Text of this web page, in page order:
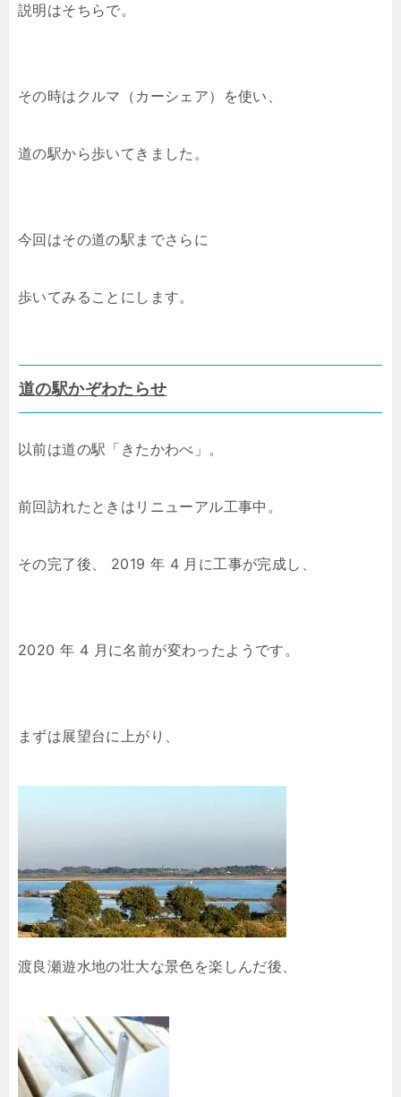
説明はそちらで。
その時はクルマ（カーシェア）を使い、
道の駅から歩いてきました。
今回はその道の駅までさらに
歩いてみることにします。
道の駅かぞわたらせ
以前は道の駅「きたかわべ」。
前回訪れたときはリニューアル工事中。
その完了後、 2019 年 4 月に工事が完成し、
2020 年 4 月に名前が変わったようです。
まずは展望台に上がり、
渡良瀬遊水地の壮大な景色を楽しんだ後、